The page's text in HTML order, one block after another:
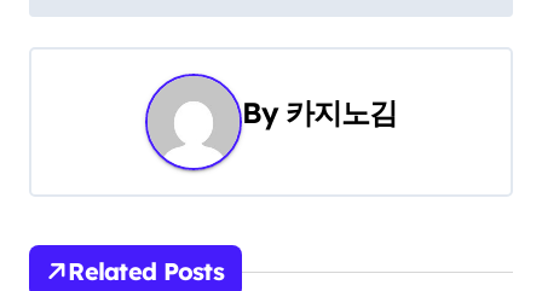
s
a
i
By 카지노김
Related Posts